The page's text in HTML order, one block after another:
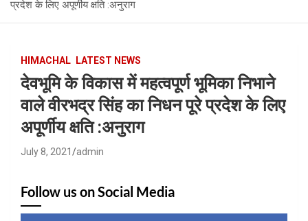
प्रदेश के लिए अपूर्णीय क्षति :अनुराग
HIMACHAL LATEST NEWS
देवभूमि के विकास में महत्वपूर्ण भूमिका निभाने
वाले वीरभद्र सिंह का निधन पूरे प्रदेश के लिए
अपूर्णीय क्षति :अनुराग
July 8, 2021 admin
Follow us on Social Media